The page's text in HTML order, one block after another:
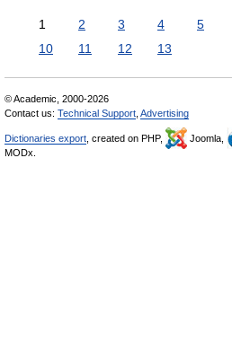
1 2 3 4 5
10
11 12 13
© Academic, 2000-2026
Contact us: Technical Support Advertising
Dictionaries export , created on PHP, Joomla,
MODx.